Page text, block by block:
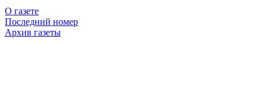
О газете
Последний номер
Архив газеты